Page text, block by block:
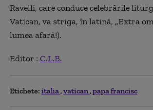
Ravelli, care conduce celebrările
Vatican, va striga, în latină, „Extra
lumea afară!).
Editor : C.L.B.
Etichete: italia vatican papa francisc